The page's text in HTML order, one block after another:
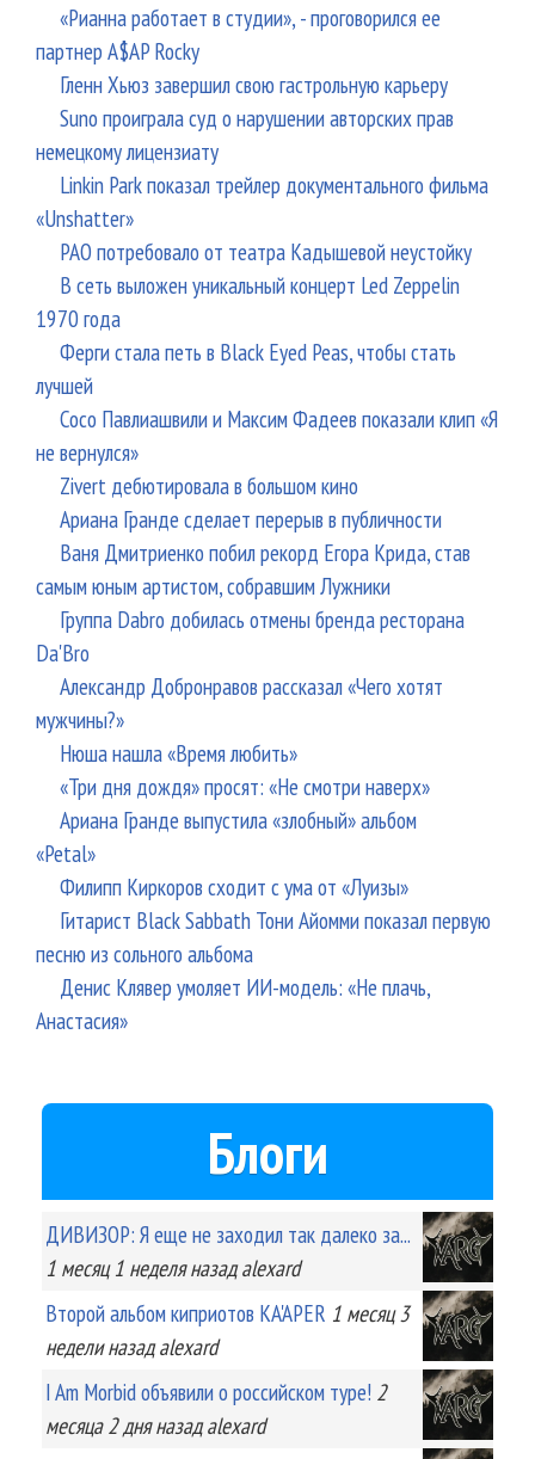
«Рианна работает в студии», - проговорился ее
партнер A$AP Rocky
Гленн Хьюз завершил свою гастрольную карьеру
Suno проиграла суд о нарушении авторских прав
немецкому лицензиату
Linkin Park показал трейлер документального фильма
«Unshatter»
РАО потребовало от театра Кадышевой неустойку
В сеть выложен уникальный концерт Led Zeppelin
1970 года
Ферги стала петь в Black Eyed Peas, чтобы стать
лучшей
Сосо Павлиашвили и Максим Фадеев показали клип «Я
не вернулся»
Zivert дебютировала в большом кино
Ариана Гранде сделает перерыв в публичности
Ваня Дмитриенко побил рекорд Егора Крида, став
самым юным артистом, собравшим Лужники
Группа Dabro добилась отмены бренда ресторана
Da'Bro
Александр Добронравов рассказал «Чего хотят
мужчины?»
Нюша нашла «Время любить»
«Три дня дождя» просят: «Не смотри наверх»
Ариана Гранде выпустила «злобный» альбом
«Petal»
Филипп Киркоров сходит с ума от «Луизы»
Гитарист Black Sabbath Тони Айомми показал первую
песню из сольного альбома
Денис Клявер умоляет ИИ-модель: «Не плачь,
Анастасия»
Блоги
ДИВИЗОР: Я еще не заходил так далеко за...
1 месяц 1 неделяназад alexard
Второй альбом киприотов KA'APER 1 месяц 3
неделиназад alexard
I Am Morbid объявили о российском туре! 2
месяца 2 дняназад alexard